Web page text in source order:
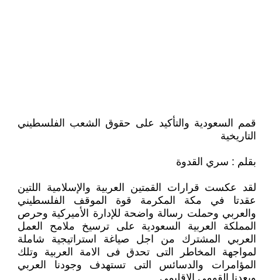
قمم السعودية والتأكيد على حقوق الشعب الفلسطيني
التاريخية
بقلم : سري القدوة
لقد عكست قرارات القمتين العربية والإسلامية اللتين
عقدتا في مكة المكرمة قوة الموقف الفلسطيني
والعربي وحملت رسالة واضحة للإدارة الأميركية وحرص
المملكة العربية السعودية على ترسيخ ملامح العمل
العربي المشترك من اجل صياغة استراتيجية شاملة
لمواجهة المخاطر التى تحدق فى الامة العربية وتلك
المؤامرات والدسائس التى تستهدف وجودنا العربي